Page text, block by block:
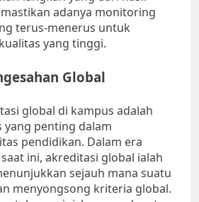
adanya monitoring
terus-menerus untuk
yang tinggi.
Global
global di kampus adalah
penting dalam
pendidikan. Dalam era
ini, akreditasi global ialah
sejauh mana suatu
menyongsong kriteria global.